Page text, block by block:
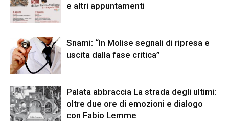
e altri appuntamenti
Snami: “In Molise segnali di ripresa e
uscita dalla fase critica”
Palata abbraccia La strada degli ultimi:
oltre due ore di emozioni e dialogo
con Fabio Lemme